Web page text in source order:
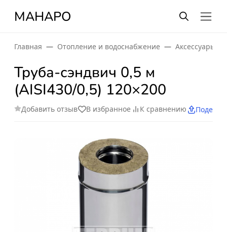
МАНАРО
Главная Отопление и водоснабжение Аксессуары и
Труба-сэндвич 0,5 м
(AISI430/0,5) 120×200
Добавить отзыв В избранное К сравнению